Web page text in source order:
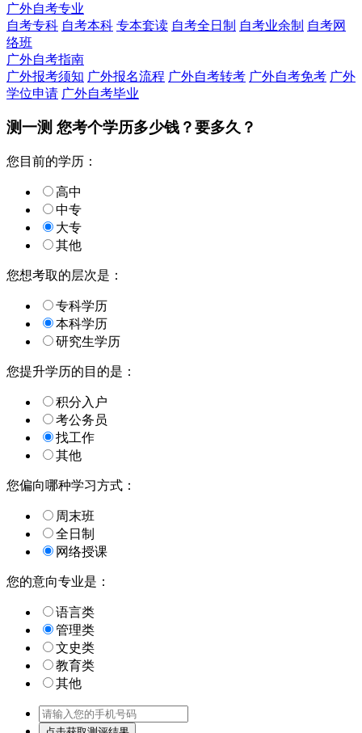
广外自考专业
自考专科 自考本科 专本套读 自考全日制 自考业余制 自考网
络班
广外自考指南
广外报考须知 广外报名流程 广外自考转考 广外自考免考 广外
学位申请 广外自考毕业
测一测 您考个学历多少钱？要多久？
您目前的学历：
高中
中专
大专
其他
您想考取的层次是：
专科学历
本科学历
研究生学历
您提升学历的目的是：
积分入户
考公务员
找工作
其他
您偏向哪种学习方式：
周末班
全日制
网络授课
您的意向专业是：
语言类
管理类
文史类
教育类
其他